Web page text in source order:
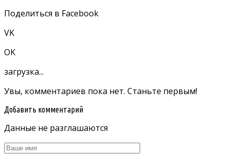
Поделиться в Facebook
VK
OK
загрузка...
Увы, комментариев пока нет. Станьте первым!
Добавить комментарий
Данные не разглашаются